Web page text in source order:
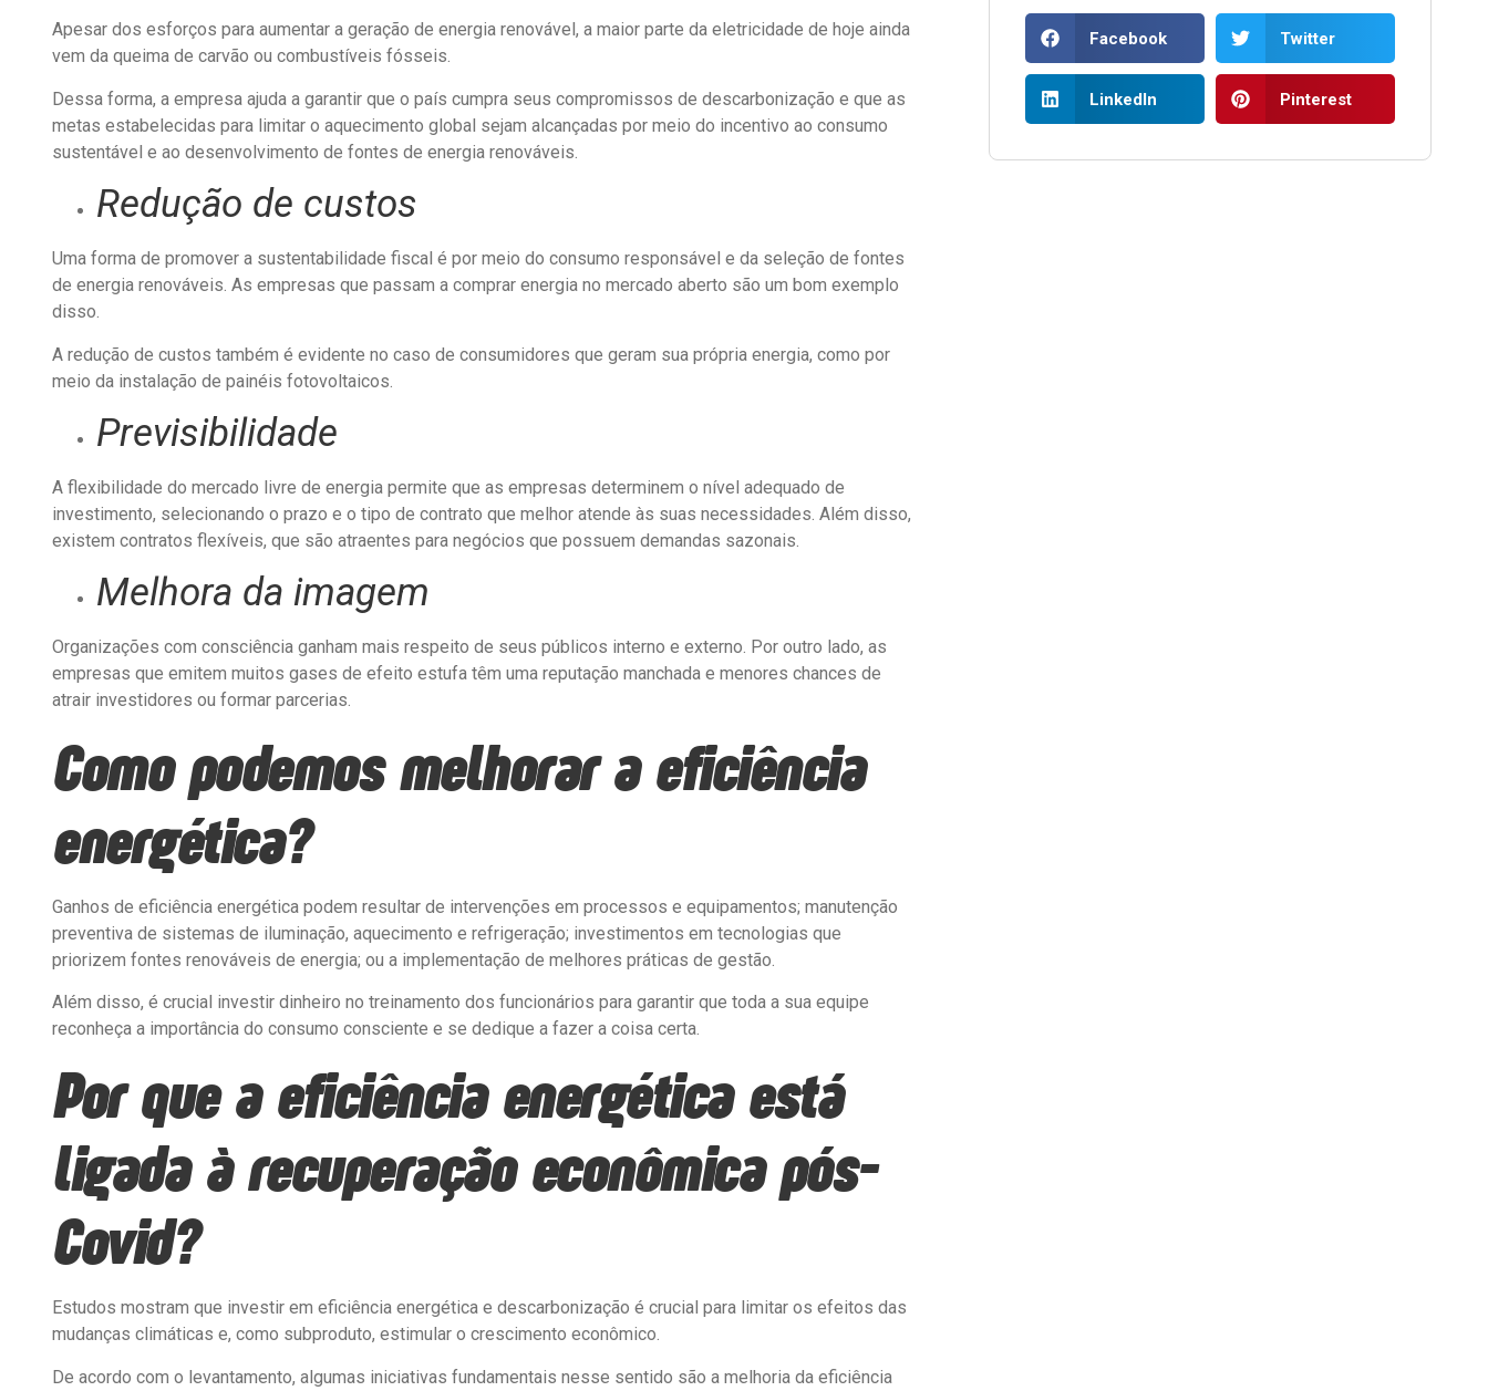
Apesar dos esforços para aumentar a geração de energia renovável, a maior parte da eletricidade de hoje ainda
vem da queima de carvão ou combustíveis fósseis.
Dessa forma, a empresa ajuda a garantir que o país cumpra seus compromissos de descarbonização e que as
metas estabelecidas para limitar o aquecimento global sejam alcançadas por meio do incentivo ao consumo
sustentável e ao desenvolvimento de fontes de energia renováveis.
Redução de custos
Uma forma de promover a sustentabilidade fiscal é por meio do consumo responsável e da seleção de fontes
de energia renováveis. As empresas que passam a comprar energia no mercado aberto são um bom exemplo
disso.
A redução de custos também é evidente no caso de consumidores que geram sua própria energia, como por
meio da instalação de painéis fotovoltaicos.
Previsibilidade
A flexibilidade do mercado livre de energia permite que as empresas determinem o nível adequado de
investimento, selecionando o prazo e o tipo de contrato que melhor atende às suas necessidades. Além disso,
existem contratos flexíveis, que são atraentes para negócios que possuem demandas sazonais.
Melhora da imagem
Organizações com consciência ganham mais respeito de seus públicos interno e externo. Por outro lado, as
empresas que emitem muitos gases de efeito estufa têm uma reputação manchada e menores chances de
atrair investidores ou formar parcerias.
Como podemos melhorar a eficiência
energética?
Ganhos de eficiência energética podem resultar de intervenções em processos e equipamentos; manutenção
preventiva de sistemas de iluminação, aquecimento e refrigeração; investimentos em tecnologias que
priorizem fontes renováveis ​​de energia; ou a implementação de melhores práticas de gestão.
Além disso, é crucial investir dinheiro no treinamento dos funcionários para garantir que toda a sua equipe
reconheça a importância do consumo consciente e se dedique a fazer a coisa certa.
Por que a eficiência energética está
ligada à recuperação econômica pós-
Covid?
Estudos mostram que investir em eficiência energética e descarbonização é crucial para limitar os efeitos das
mudanças climáticas e, como subproduto, estimular o crescimento econômico.
De acordo com o levantamento, algumas iniciativas fundamentais nesse sentido são a melhoria da eficiência
Facebook Twitter
LinkedIn Pinterest